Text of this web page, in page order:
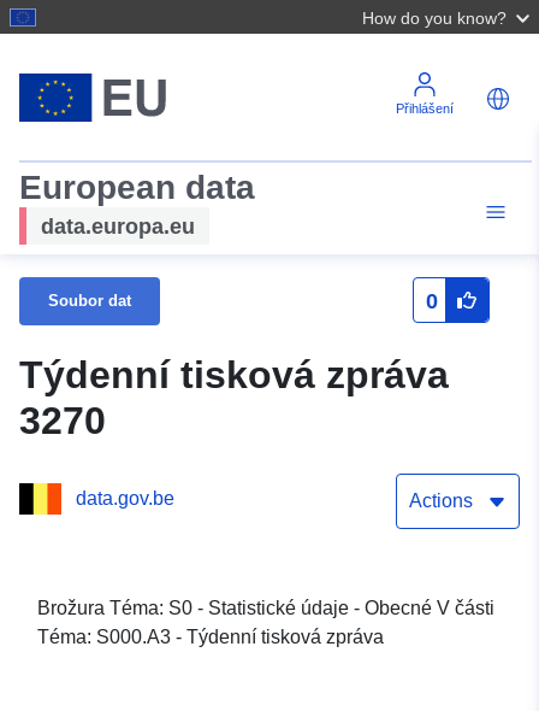
How do you know?
Přihlášení
European data
data.europa.eu
Soubor dat 0
Týdenní tisková zpráva
3270
data.gov.be Actions
Brožura Téma: S0 - Statistické údaje - Obecné V části
Téma: S000.A3 - Týdenní tisková zpráva